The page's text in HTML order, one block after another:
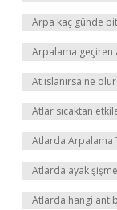
Arpa kaç günde
Arpalama geçiren
At ıslanırsa ne olur
Atlar sıcaktan
Atlarda Arpalama
Atlarda ayak
Atlarda hangi